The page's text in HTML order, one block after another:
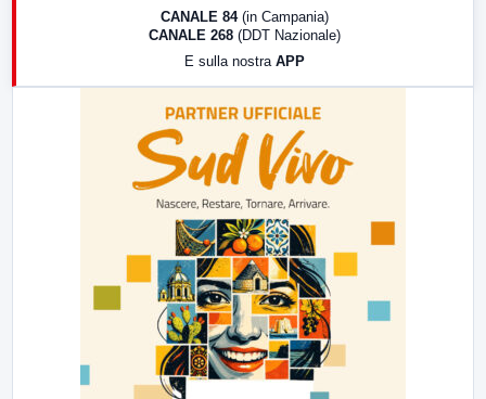
CANALE 84 (in Campania)
CANALE 268 (DDT Nazionale)
E sulla nostra APP